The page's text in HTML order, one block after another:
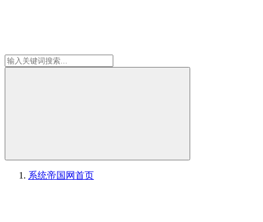
系统帝国网首页